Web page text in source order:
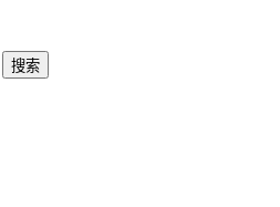
搜索